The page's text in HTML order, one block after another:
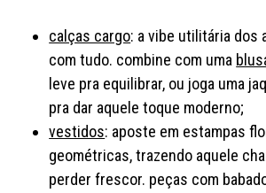
calças cargo: a vibe utilitária dos
com tudo. combine com uma
leve pra equilibrar, ou joga uma
pra dar aquele toque moderno;
vestidos: aposte em estampas
geométricas, trazendo aquele
perder frescor. peças com